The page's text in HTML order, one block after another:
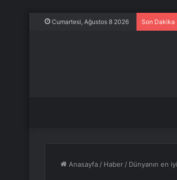
Cumartesi, Ağustos 8 2026 Son Dakika
Anasayfa / Haber / Dünyanın en